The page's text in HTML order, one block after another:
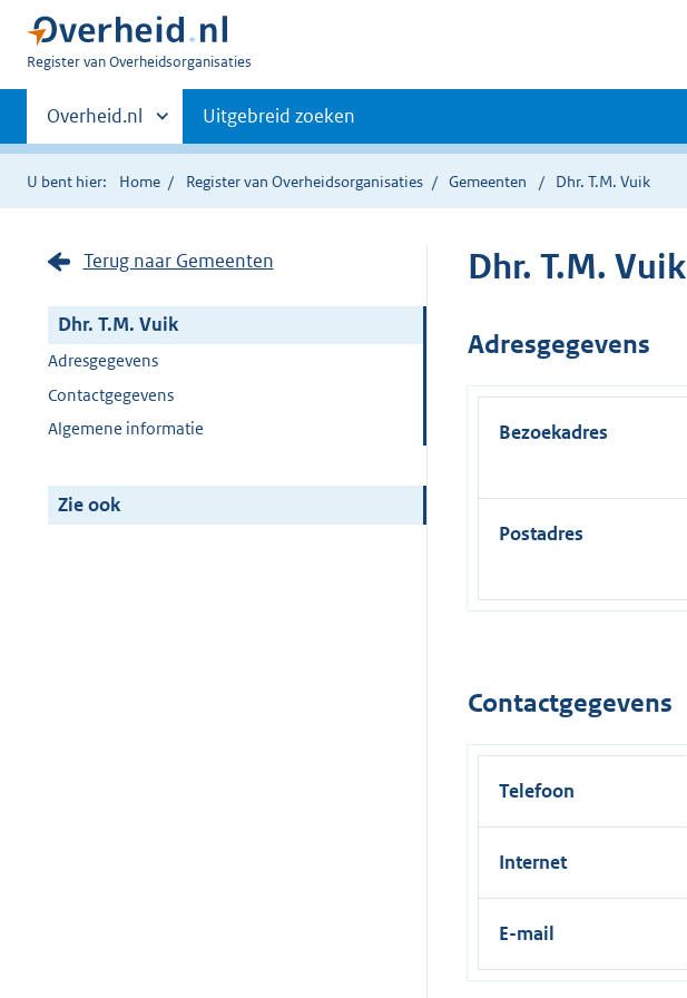
U
Register van Overheidsorganisaties
Primaire
navigatie
Andere
sites
binnen
Overheid.nl Uitgebreid zoeken
U bent hier: Home Register van Overheidsorganisaties Gemeenten Dhr. T.M. Vuik
Terug naar Gemeenten
Dhr. T.M. Vuik
Adresgegevens
Contactgegevens
Algemene informatie
Zie ook
Dhr. T.M. Vuik
Adresgegevens
Bezoekadres
Postadres
Contactgegevens
Telefoon
Internet
E-mail